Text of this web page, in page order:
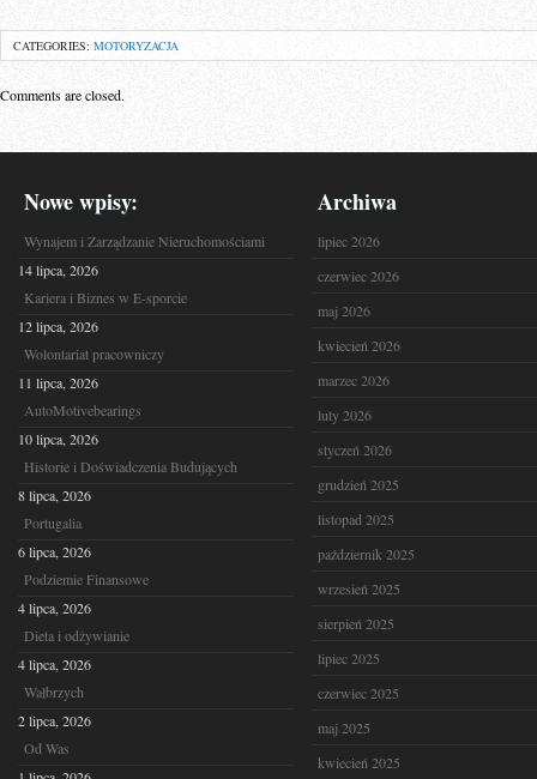
CATEGORIES: MOTORYZACJA
Comments are closed.
Nowe wpisy:
Wynajem i Zarządzanie Nieruchomościami
14 lipca, 2026
Kariera i Biznes w E-sporcie
12 lipca, 2026
Wolontariat pracowniczy
11 lipca, 2026
AutoMotivebearings
10 lipca, 2026
Historie i Doświadczenia Budujących
8 lipca, 2026
Portugalia
6 lipca, 2026
Podziemie Finansowe
4 lipca, 2026
Dieta i odżywianie
4 lipca, 2026
Wałbrzych
2 lipca, 2026
Od Was
Archiwa
lipiec 2026
czerwiec 2026
maj 2026
kwiecień 2026
marzec 2026
luty 2026
styczeń 2026
grudzień 2025
listopad 2025
październik 2025
wrzesień 2025
sierpień 2025
lipiec 2025
czerwiec 2025
maj 2025
kwiecień 2025